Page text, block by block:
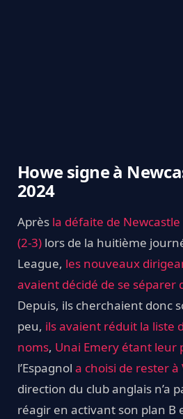
Howe signe à
2024
Après la défaite de
(2-3) lors de la huitième
League, les nouveaux
avaient décidé de se séparer
Depuis, ils cherchaient donc
peu, ils avaient réduit la liste
noms, Unai Emery étant leur
l’Espagnol a choisi de rester à
direction du club anglais n’a
réagir en activant son plan B